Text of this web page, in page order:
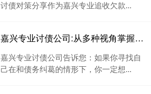
讨债对策分享作为嘉兴专业追收欠款...
嘉兴专业讨债公司:从多种视角掌握如何讨债
嘉兴专业讨债公司告诉您：如果你寻找自
己在和债务纠葛的情形下，你一定想...